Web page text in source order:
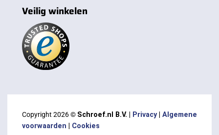
Veilig winkelen
Copyright 2026 © Schroef.nl B.V. | Privacy| Algemene
voorwaarden
Cookies